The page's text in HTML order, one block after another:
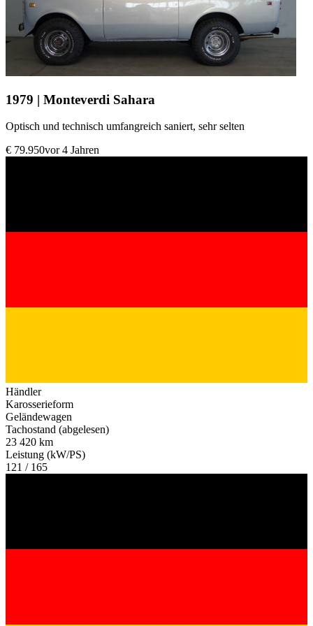
1979 | Monteverdi Sahara
Optisch und technisch umfangreich saniert, sehr selten
€ 79.950vor 4 Jahren
Händler
Karosserieform
Geländewagen
Tachostand (abgelesen)
23 420 km
Leistung (kW/PS)
121 / 165